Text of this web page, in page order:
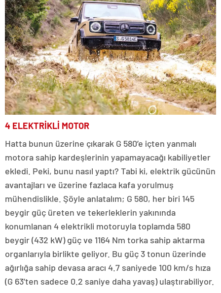
4 ELEKTRİKLİ MOTOR
Hatta bunun üzerine çıkarak G 580’e içten yanmalı
motora sahip kardeşlerinin yapamayacağı kabiliyetler
ekledi. Peki, bunu nasıl yaptı? Tabi ki, elektrik gücünün
avantajları ve üzerine fazlaca kafa yorulmuş
mühendislikle. Şöyle anlatalım; G 580, her biri 145
beygir güç üreten ve tekerleklerin yakınında
konumlanan 4 elektrikli motoruyla toplamda 580
beygir (432 kW) güç ve 1164 Nm torka sahip aktarma
organlarıyla birlikte geliyor. Bu güç 3 tonun üzerinde
ağırlığa sahip devasa aracı 4.7 saniyede 100 km/s hıza
(G 63’ten sadece 0.2 saniye daha yavaş) ulaştırabiliyor.